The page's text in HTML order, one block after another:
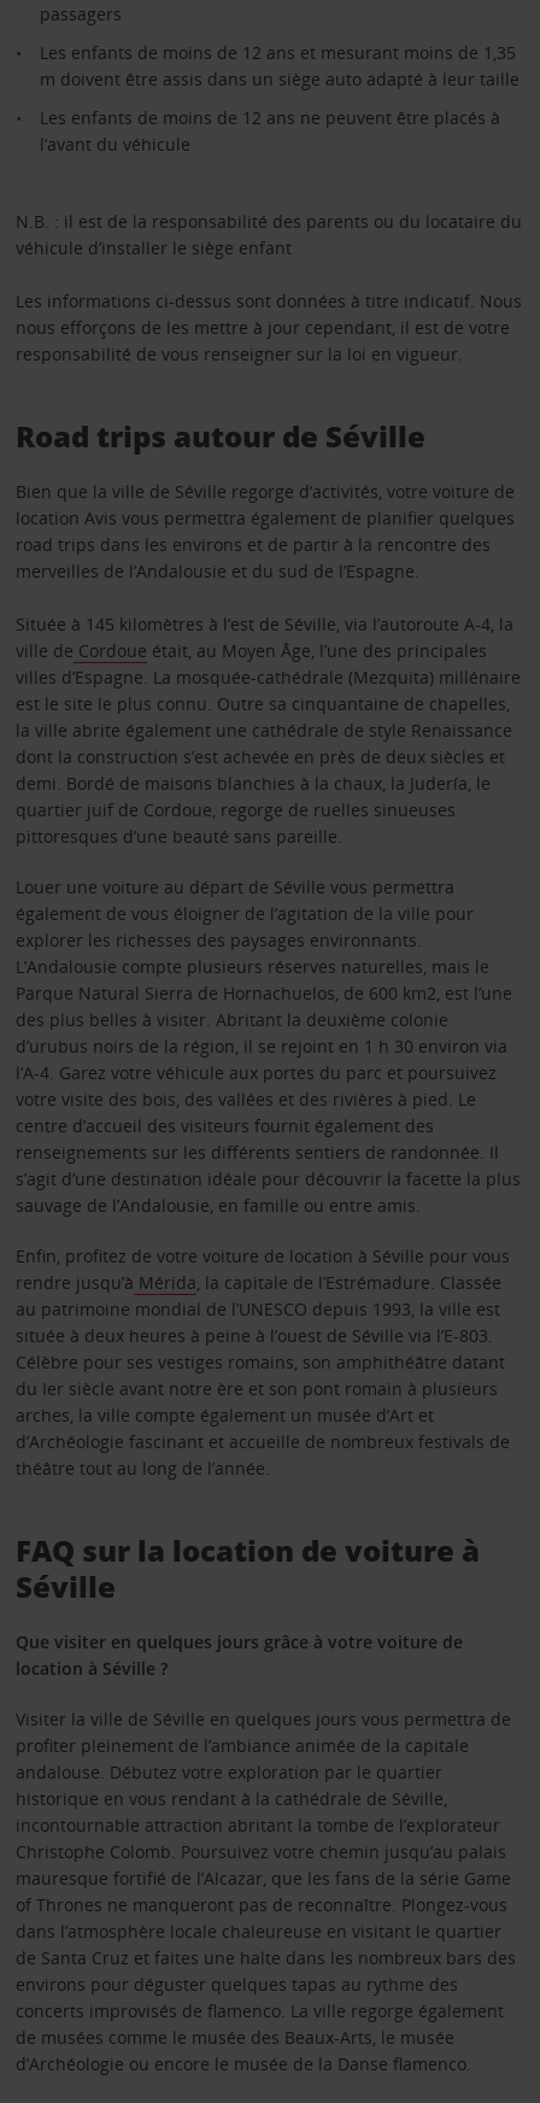
passagers
Les enfants de moins de 12 ans et mesurant moins de 1,35
m doivent être assis dans un siège auto adapté à leur taille
Les enfants de moins de 12 ans ne peuvent être placés à
l’avant du véhicule
N.B. : il est de la responsabilité des parents ou du locataire du
véhicule d’installer le siège enfant
Les informations ci-dessus sont données à titre indicatif. Nous
nous efforçons de les mettre à jour cependant, il est de votre
responsabilité de vous renseigner sur la loi en vigueur.
Road trips autour de Séville
Bien que la ville de Séville regorge d’activités, votre voiture de
location Avis vous permettra également de planifier quelques
road trips dans les environs et de partir à la rencontre des
merveilles de l’Andalousie et du sud de l’Espagne.
Située à 145 kilomètres à l’est de Séville, via l’autoroute A-4, la
ville de Cordoue était, au Moyen Âge, l’une des principales
villes d’Espagne. La mosquée-cathédrale (Mezquita) millénaire
est le site le plus connu. Outre sa cinquantaine de chapelles,
la ville abrite également une cathédrale de style Renaissance
dont la construction s’est achevée en près de deux siècles et
demi. Bordé de maisons blanchies à la chaux, la Judería, le
quartier juif de Cordoue, regorge de ruelles sinueuses
pittoresques d’une beauté sans pareille.
Louer une voiture au départ de Séville vous permettra
également de vous éloigner de l’agitation de la ville pour
explorer les richesses des paysages environnants.
L’Andalousie compte plusieurs réserves naturelles, mais le
Parque Natural Sierra de Hornachuelos, de 600 km2, est l’une
des plus belles à visiter. Abritant la deuxième colonie
d’urubus noirs de la région, il se rejoint en 1 h 30 environ via
l’A-4. Garez votre véhicule aux portes du parc et poursuivez
votre visite des bois, des vallées et des rivières à pied. Le
centre d’accueil des visiteurs fournit également des
renseignements sur les différents sentiers de randonnée. Il
s’agit d’une destination idéale pour découvrir la facette la plus
sauvage de l’Andalousie, en famille ou entre amis.
Enfin, profitez de votre voiture de location à Séville pour vous
rendre jusqu’à Mérida , la capitale de l’Estrémadure. Classée
au patrimoine mondial de l’UNESCO depuis 1993, la ville est
située à deux heures à peine à l’ouest de Séville via l’E-803.
Célèbre pour ses vestiges romains, son amphithéâtre datant
du Ier siècle avant notre ère et son pont romain à plusieurs
arches, la ville compte également un musée d’Art et
d’Archéologie fascinant et accueille de nombreux festivals de
théâtre tout au long de l’année.
FAQ sur la location de voiture à
Séville
Que visiter en quelques jours grâce à votre voiture de
location à Séville ?
Visiter la ville de Séville en quelques jours vous permettra de
profiter pleinement de l’ambiance animée de la capitale
andalouse. Débutez votre exploration par le quartier
historique en vous rendant à la cathédrale de Séville,
incontournable attraction abritant la tombe de l’explorateur
Christophe Colomb. Poursuivez votre chemin jusqu’au palais
mauresque fortifié de l’Alcazar, que les fans de la série Game
of Thrones ne manqueront pas de reconnaître. Plongez-vous
dans l’atmosphère locale chaleureuse en visitant le quartier
de Santa Cruz et faites une halte dans les nombreux bars des
environs pour déguster quelques tapas au rythme des
concerts improvisés de flamenco. La ville regorge également
de musées comme le musée des Beaux-Arts, le musée
d’Archéologie ou encore le musée de la Danse flamenco.